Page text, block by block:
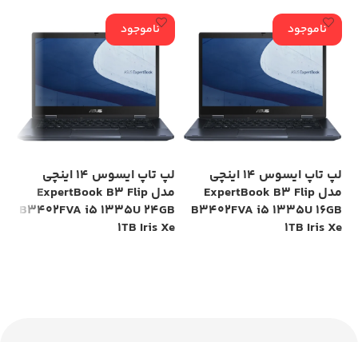
ناموجود
لپ تاپ ایسوس 14 اینچی
مدل ExpertBook B3 Flip
B3402FVA i5 1335U 16GB
1TB Iris Xe
ناموجود
لپ تاپ ایسوس 14 اینچی
مدل ExpertBook B3 Flip
B3402FVA i5 1335U 24GB
1TB Iris Xe